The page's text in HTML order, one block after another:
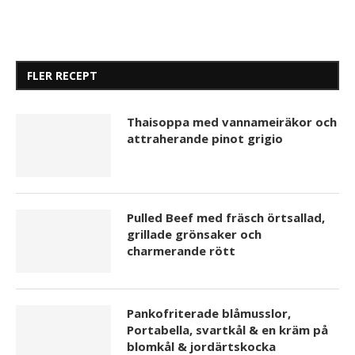
FLER RECEPT
Thaisoppa med vannameiräkor och
attraherande pinot grigio
Pulled Beef med fräsch örtsallad,
grillade grönsaker och
charmerande rött
Pankofriterade blåmusslor,
Portabella, svartkål & en kräm på
blomkål & jordärtskocka